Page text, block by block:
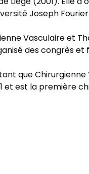
Joseph Fourier.
Vasculaire et
des congrès
que
est la première